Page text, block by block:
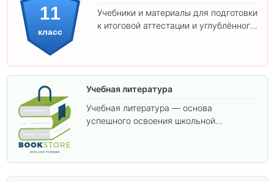
11
класс
Учебники и материалы для подготовки
к итоговой аттестации и углублённого
Учебная литература
Учебная литература — основа
успешного освоения школьной